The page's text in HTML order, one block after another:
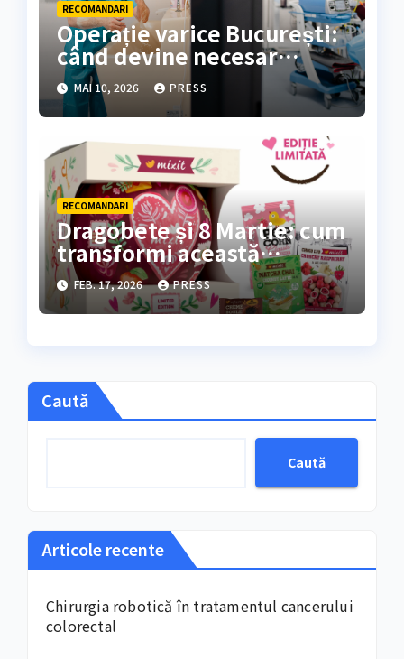
RECOMANDARI
Operație varice București:
când devine necesar
tratamentul chirurgical
MAI 10, 2026 PRESS
RECOMANDARI
Dragobete și 8 Martie: cum
transformi această
perioadă într-un festival al
răsfățuluiFebruarie și
începutul lunii martie
FEB. 17, 2026 PRESS
Caută
Caută
Articole recente
Chirurgia robotică în tratamentul cancerului
colorectal